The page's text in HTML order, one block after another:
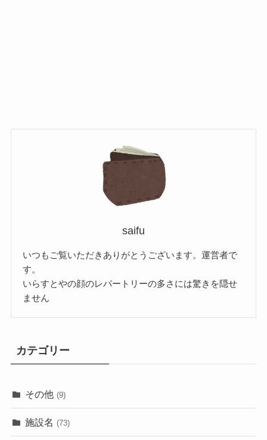
saifu
いつもご覧いただきありがとうございます。運営者で
す。
いらすとやの顔のレパートリーの多さには驚きを隠せ
ません
カテゴリー
その他 (9)
施設名 (73)